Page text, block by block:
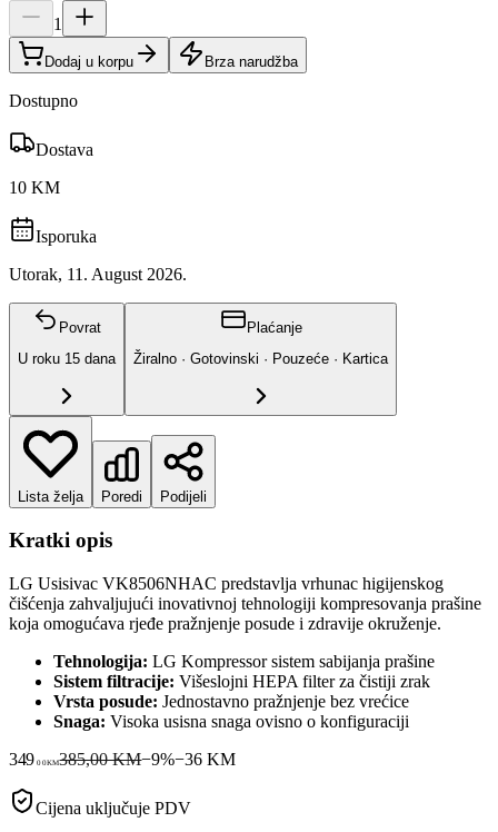
1
Dodaj u korpu Brza narudžba
Dostupno
Dostava
10 KM
Isporuka
Utorak, 11. August 2026.
Povrat
U roku 15 dana
Plaćanje
Žiralno · Gotovinski · Pouzeće · Kartica
Lista želja Poredi Podijeli
Kratki opis
LG Usisivac VK8506NHAC predstavlja vrhunac higijenskog
čišćenja zahvaljujući inovativnoj tehnologiji kompresovanja prašine
koja omogućava rjeđe pražnjenje posude i zdravije okruženje.
Tehnologija: LG Kompressor sistem sabijanja prašine
Sistem filtracije: Višeslojni HEPA filter za čistiji zrak
Vrsta posude: Jednostavno pražnjenje bez vrećice
Snaga: Visoka usisna snaga ovisno o konfiguraciji
349 00KM385,00 KM−9%−36 KM
Cijena uključuje PDV